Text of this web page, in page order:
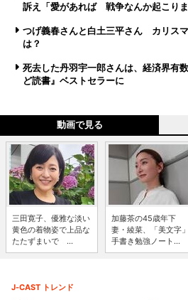
訴え「愛があれば 戦争なんか起こりま
つげ義春さんと白土三平さん カリス
は？
死去した丹羽宇一郎さんは、経済界有
ど読書』ベストセラーに
動画で見る
三田寛子、優雅な淡い
黄色の着物姿で上品な
たたずまいで ...
加藤茶の45歳年下
妻・綾菜、「美文字」
手書き勉強ノート...
J-CAST トレンド